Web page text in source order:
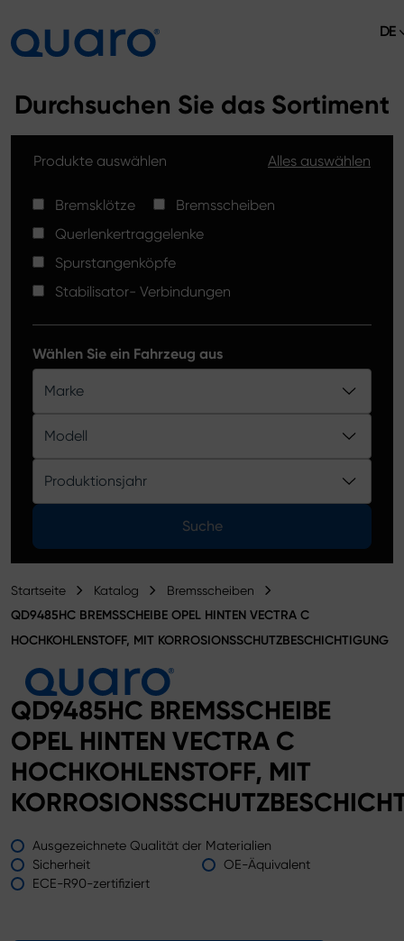
Bremsklötze
Bremsscheiben High Carbon
Spurstangenköpfe
Bremsklötze Silver Ceramic
Produktkatalog
Aktuelles
Verkaufsstellen
Kontakt
DE
Durchsuchen Sie das Sortiment
Produkte auswählen Alles auswählen
Bremsklötze
Bremsscheiben
Querlenkertraggelenke
Spurstangenköpfe
Stabilisator- Verbindungen
Wählen Sie ein Fahrzeug aus
Marke
Modell
Produktionsjahr
Suche
Startseite Katalog Bremsscheiben
QD9485HC BREMSSCHEIBE OPEL HINTEN VECTRA C
HOCHKOHLENSTOFF, MIT KORROSIONSSCHUTZBESCHICHTIGUNG
QD9485HC BREMSSCHEIBE
OPEL HINTEN VECTRA C
HOCHKOHLENSTOFF, MIT
Ausgezeichnete Qualität der Materialien
Sicherheit
OE-Äquivalent
ECE-R90-zertifiziert